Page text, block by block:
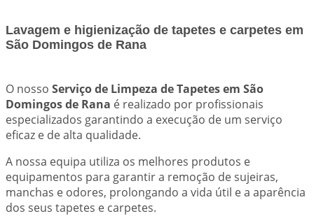
Lavagem e higienização de tapetes e carpetes em
São Domingos de Rana
O nosso Serviço de Limpeza de Tapetes em São
Domingos de Rana é realizado por profissionais
especializados garantindo a execução de um serviço
eficaz e de alta qualidade.
A nossa equipa utiliza os melhores produtos e
equipamentos para garantir a remoção de sujeiras,
manchas e odores, prolongando a vida útil e a aparência
dos seus tapetes e carpetes.